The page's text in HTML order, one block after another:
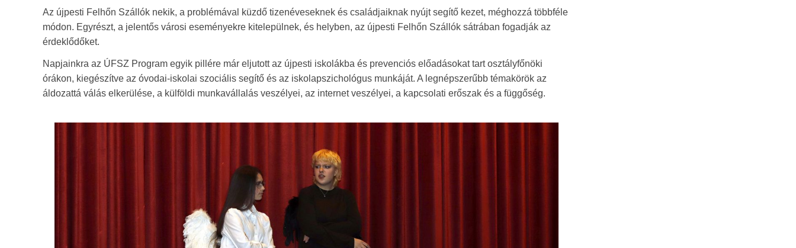
Az újpesti Felhőn Szállók nekik, a problémával küzdő tizenéveseknek és családjaiknak nyújt segítő kezet, méghozzá többféle
módon. Egyrészt, a jelentős városi eseményekre kitelepülnek, és helyben, az újpesti Felhőn Szállók sátrában fogadják az
érdeklődőket.
Napjainkra az ÚFSZ Program egyik pillére már eljutott az újpesti iskolákba és prevenciós előadásokat tart osztályfőnöki
órákon, kiegészítve az óvodai-iskolai szociális segítő és az iskolapszichológus munkáját. A legnépszerűbb témakörök az
áldozattá válás elkerülése, a külföldi munkavállalás veszélyei, az internet veszélyei, a kapcsolati erőszak és a függőség.